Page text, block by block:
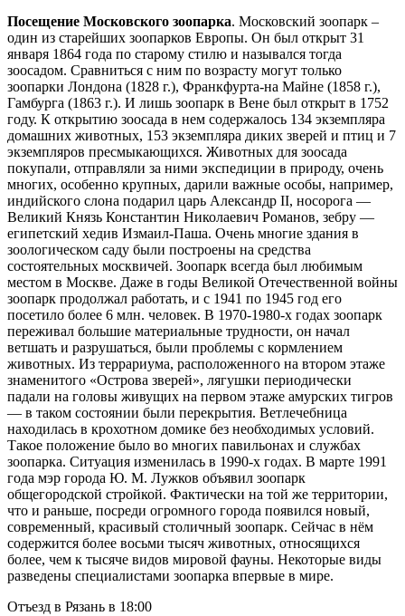
Посещение Московского зоопарка. Московский зоопарк –
один из старейших зоопарков Европы. Он был открыт 31
января 1864 года по старому стилю и назывался тогда
зоосадом. Сравниться с ним по возрасту могут только
зоопарки Лондона (1828 г.), Франкфурта-на Майне (1858 г.),
Гамбурга (1863 г.). И лишь зоопарк в Вене был открыт в 1752
году. К открытию зоосада в нем содержалось 134 экземпляра
домашних животных, 153 экземпляра диких зверей и птиц и 7
экземпляров пресмыкающихся. Животных для зоосада
покупали, отправляли за ними экспедиции в природу, очень
многих, особенно крупных, дарили важные особы, например,
индийского слона подарил царь Александр II, носорога —
Великий Князь Константин Николаевич Романов, зебру —
египетский хедив Измаил-Паша. Очень многие здания в
зоологическом саду были построены на средства
состоятельных москвичей. Зоопарк всегда был любимым
местом в Москве. Даже в годы Великой Отечественной войны
зоопарк продолжал работать, и с 1941 по 1945 год его
посетило более 6 млн. человек. В 1970-1980-х годах зоопарк
переживал большие материальные трудности, он начал
ветшать и разрушаться, были проблемы с кормлением
животных. Из террариума, расположенного на втором этаже
знаменитого «Острова зверей», лягушки периодически
падали на головы живущих на первом этаже амурских тигров
— в таком состоянии были перекрытия. Ветлечебница
находилась в крохотном домике без необходимых условий.
Такое положение было во многих павильонах и службах
зоопарка. Ситуация изменилась в 1990-х годах. В марте 1991
года мэр города Ю. М. Лужков объявил зоопарк
общегородской стройкой. Фактически на той же территории,
что и раньше, посреди огромного города появился новый,
современный, красивый столичный зоопарк. Сейчас в нём
содержится более восьми тысяч животных, относящихся
более, чем к тысяче видов мировой фауны. Некоторые виды
разведены специалистами зоопарка впервые в мире.
Отъезд в Рязань в 18:00